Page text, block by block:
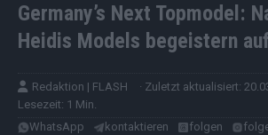
Germany’s Next Topmodel:
Heidis Models begeistern
Redaktion | FLASH · Zuletzt aktualisiert:
Lesezeit: 1 Min.
WhatsApp
kontaktieren folgen